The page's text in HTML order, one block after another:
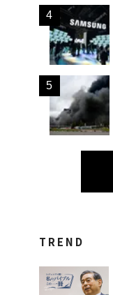
TREND